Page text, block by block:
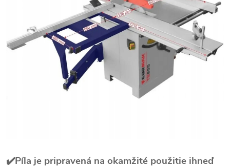
✔️Píla je pripravená na okamžité použitie ihneď